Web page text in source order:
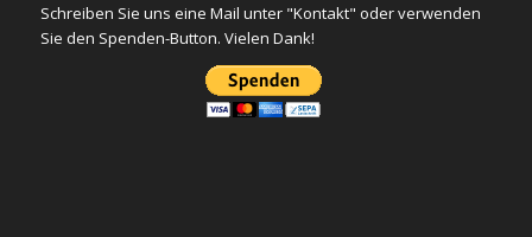
Schreiben Sie uns eine Mail unter "Kontakt" oder verwenden
Sie den Spenden-Button. Vielen Dank!